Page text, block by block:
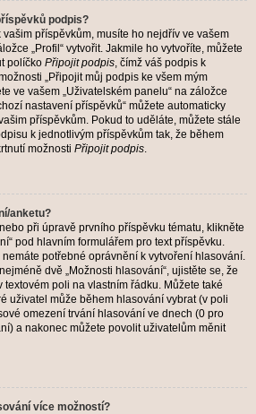
podpis?
příspěvkům, musíte ho nejdřív ve vašem
„Profil“ vytvořit. Jakmile ho vytvoříte, můžete
políčko Připojit podpis, čímž váš podpis k
„Připojit můj podpis ke všem mým
ve vašem „Uživatelském panelu“ na záložce
nastavení příspěvků“ můžete automaticky
příspěvkům. Pokud to uděláte, můžete stále
k jednotlivým příspěvkům tak, že během
možnosti Připojit podpis.
anketu?
při úpravě prvního příspěvku tématu, klikněte
pod hlavním formulářem pro text příspěvku.
potřebné oprávnění k vytvoření hlasování.
dvě „Možnosti hlasování“, ujistěte se, že
poli na vlastním řádku. Můžete také
uživatel může během hlasování vybrat (v poli
omezení trvání hlasování ve dnech (0 pro
a nakonec můžete povolit uživatelům měnit
více možností?